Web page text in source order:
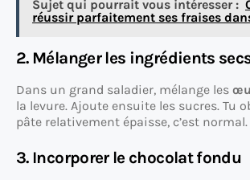
Sujet qui pourrait vous intéresser :
réussir parfaitement ses fraises
2. Mélanger les ingrédients
Dans un grand saladier, mélange les
la levure. Ajoute ensuite les sucres. Tu
pâte relativement épaisse, c’est normal.
3. Incorporer le chocolat fondu